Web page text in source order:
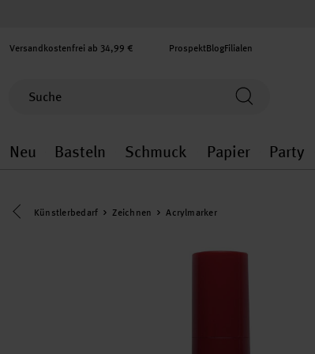
Versandkostenfrei ab 34,99 € ProspektBlogFilialen
Neu
Neu general.openMenu
Basteln
Basteln general.openMenu
Schmuck
Schmuck
Papier Party
Eine Kategorie zurück navigieren
Künstlerbedarf Zeichnen Acrylmarker